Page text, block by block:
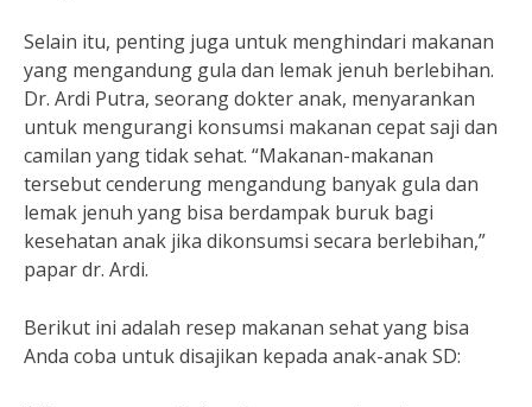
Selain itu, penting juga untuk menghindari makanan
yang mengandung gula dan lemak jenuh berlebihan.
Dr. Ardi Putra, seorang dokter anak, menyarankan
untuk mengurangi konsumsi makanan cepat saji dan
camilan yang tidak sehat. “Makanan-makanan
tersebut cenderung mengandung banyak gula dan
lemak jenuh yang bisa berdampak buruk bagi
kesehatan anak jika dikonsumsi secara berlebihan,”
papar dr. Ardi.
Berikut ini adalah resep makanan sehat yang bisa
Anda coba untuk disajikan kepada anak-anak SD: